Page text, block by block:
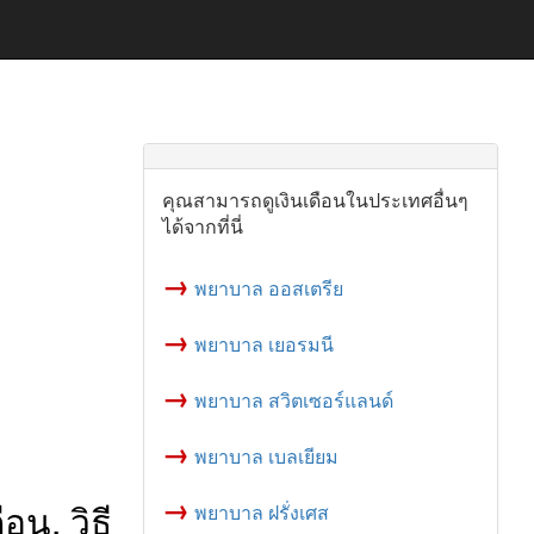
น, วิธี
คุณสามารถดูเงินเดือนในประเทศอื่นๆ
ได้จากที่นี่
→ พยาบาล ออสเตรีย
→ พยาบาล เยอรมนี
→ พยาบาล สวิตเซอร์แลนด์
→ พยาบาล เบลเยียม
→ พยาบาล ฝรั่งเศส